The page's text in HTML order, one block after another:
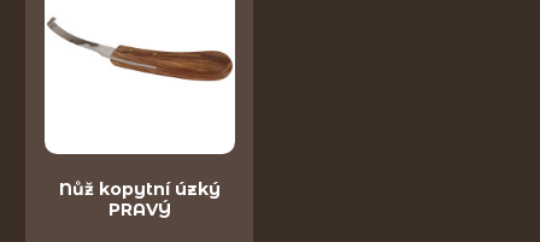
Nůž kopytní úzký
PRAVÝ